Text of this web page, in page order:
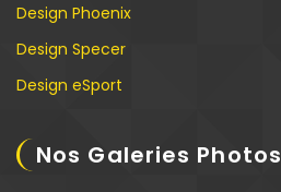
Design Phoenix
Design Specer
Design eSport
Nos Galeries Photos